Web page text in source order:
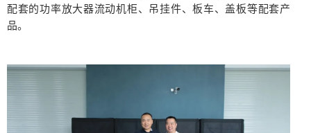
配套的功率放大器流动机柜、吊挂件、板车、盖板等配套产
品。